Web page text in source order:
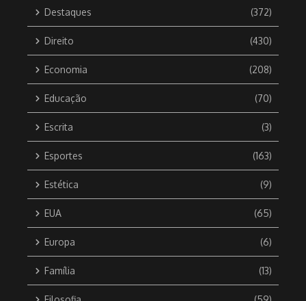
Destaques (372)
Direito (430)
Economia (208)
Educação (70)
Escrita (3)
Esportes (163)
Estética (9)
EUA (65)
Europa (6)
Família (13)